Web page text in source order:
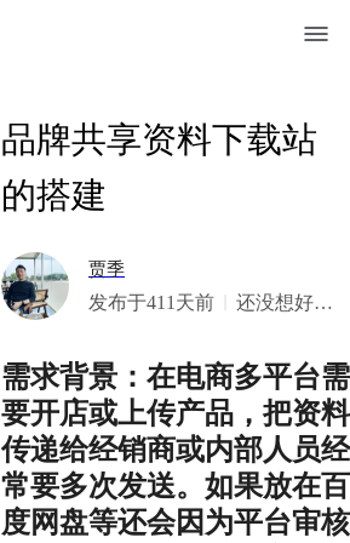
品牌共享资料下载站
的搭建
贾季
发布于411天前
还没想好签
需求背景：在电商多平台需
要开店或上传产品，把资料
传递给经销商或内部人员经
常要多次发送。如果放在百
度网盘等还会因为平台审核